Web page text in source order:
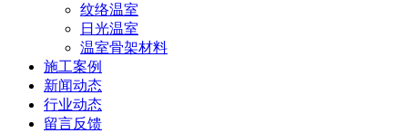
纹络温室
日光温室
温室骨架材料
施工案例
新闻动态
行业动态
留言反馈